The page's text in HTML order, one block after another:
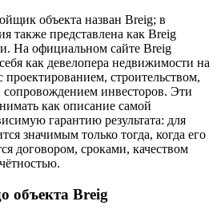
объекта назван Breig; в
также представлена как Breig
На официальном сайте Breig
как девелопера недвижимости на
проектированием, строительством,
инвесторов. Эти
как описание самой
гарантию результата: для
значимым только тогда, когда его
договором, сроками, качеством
объекта Breig